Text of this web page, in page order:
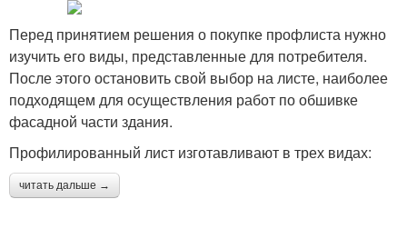
Перед принятием решения о покупке профлиста нужно
изучить его виды, представленные для потребителя.
После этого остановить свой выбор на листе, наиболее
подходящем для осуществления работ по обшивке
фасадной части здания.
Профилированный лист изготавливают в трех видах:
читать дальше →